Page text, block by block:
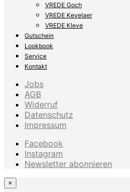
VREDE Goch
VREDE Kevelaer
VREDE Kleve
Gutschein
Lookbook
Service
Kontakt
Jobs
AGB
Widerruf
Datenschutz
Impressum
Facebook
Instagram
Newsletter abonnieren
×